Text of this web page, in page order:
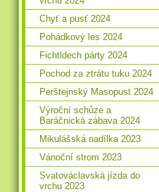
Chyť a pusť 2024
Pohádkový les 2024
Fichtldech párty 2024
Pochod za ztrátu tuku 2024
Perštejnský Masopust 2024
Výroční schůze a
Baráčnická zábava 2024
Mikulášská nadílka 2023
Vánoční strom 2023
Svatováclavská jízda do
vrchu 2023